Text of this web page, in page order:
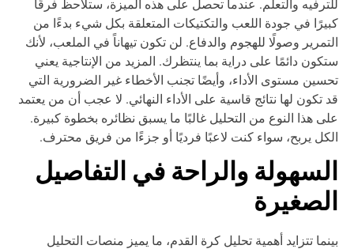
والتعلم. عندما تحصل على هذه الميزة، ستلاحظ فرقًا
في جودة اللعب والتكتيكات المتعلقة بكل شيء بدءًا من
وصولًا للهجوم والدفاع. لن تكون تيهاناً في الملعب، لأنك
دائمًا على دراية بما ينتظرك. المزيد من الإنتاجية يعني
مستوى الأداء، وأيضًا تجنب الأخطاء غير الضرورية التي
تكون لها نتائج قاسية على الأداء النهائي. لا عجب أن من يعتمد
هذا النوع من التحليل غالبًا ما يسبق نظائره بخطوة كبيرة.
يربح، سواء كنت لاعبًا فرديًا أو جزءًا من فريق محترف.
والراحة في التفاصيل
تتزايد أهمية تحليل كرة القدم، ما يميز منصات التحليل